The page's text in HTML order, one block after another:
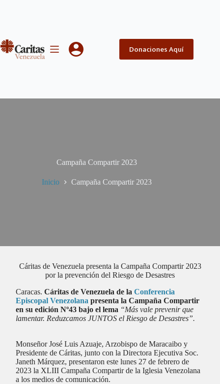
Donaciones Aquí
Campaña Compartir 2023
Inicio Campaña Compartir 2023
Cáritas de Venezuela presenta la Campaña Compartir 2023
por la prevención del Riesgo de Desastres
Caracas. Cáritas de Venezuela de la Conferencia
Episcopal Venezolana presenta la Campaña Compartir
en su edición Nº43 bajo el lema “Más vale prevenir que
lamentar. Reduzcamos JUNTOS el Riesgo de Desastres”.
Monseñor José Luis Azuaje, Arzobispo de Maracaibo y
Presidente de Cáritas, junto con la Directora Ejecutiva Soc.
Janeth Márquez, presentaron este lunes 27 de febrero de
2023 la XLIII Campaña Compartir de la Iglesia Venezolana
a los medios de comunicación.